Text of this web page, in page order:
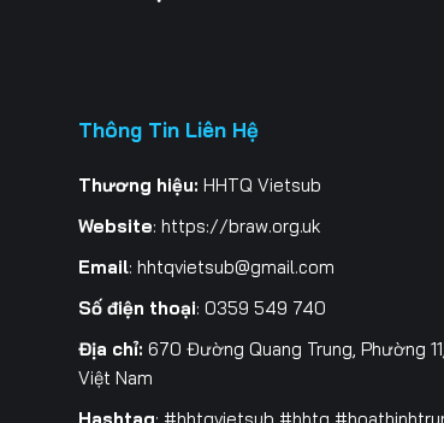
Thông Tin Liên Hệ
Thương hiệu: HHTQ Vietsub
Website: https://braw.org.uk
Email: hhtqvietsub@gmail.com
Số điện thoại: 0359 549 740
Địa chỉ: 670 Đường Quang Trung, Phường
Việt Nam
Hashtag: #hhtqvietsub #hhtq